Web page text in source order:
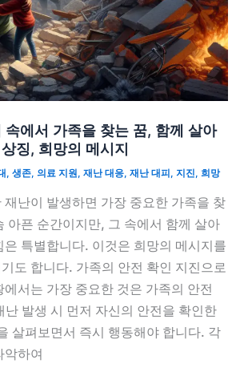
속에서 가족을 찾는 꿈, 함께 살아
징, 희망의 메시지
, 생존, 의료 지원, 재난 대응, 재난 대피, 지진, 희망
재난이 발생하면 가장 중요한 가족을 찾
아픈 순간이지만, 그 속에서 함께 살아
은 특별합니다. 이것은 희망의 메시지를
도 합니다. 가족의 안전 확인 지진으로
에서는 가장 중요한 것은 가족의 안전
난 발생 시 먼저 자신의 안전을 확인한
살펴보면서 즉시 행동해야 합니다. 각
악하여